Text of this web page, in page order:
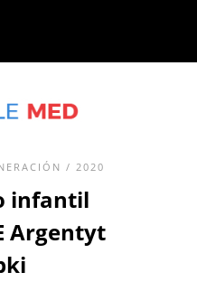
/ 2020
infantil
Argentyt